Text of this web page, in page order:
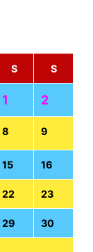
S S
1 2
8 9
15 16
22 23
29 30